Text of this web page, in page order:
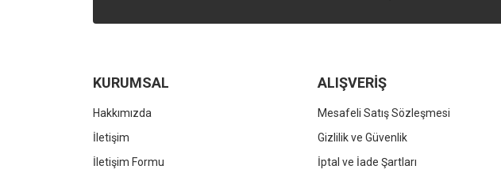
KURUMSAL
Hakkımızda
İletişim
İletişim Formu
ALIŞVERİŞ
Mesafeli Satış Sözleşmesi
Gizlilik ve Güvenlik
İptal ve İade Şartları